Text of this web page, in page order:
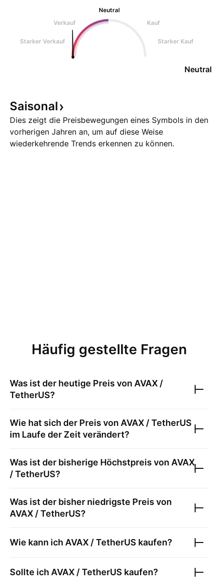
Neutral
Verkauf
Kauf
Starker Verkauf Starker Kauf
Neutral
Saisonal
Dies zeigt die Preisbewegungen eines Symbols in den
vorherigen Jahren an, um auf diese Weise
wiederkehrende Trends erkennen zu können.
Häufig gestellte Fragen
Was ist der heutige Preis von AVAX /
TetherUS?
Wie hat sich der Preis von AVAX / TetherUS
im Laufe der Zeit verändert?
Was ist der bisherige Höchstpreis von AVAX
/ TetherUS?
Was ist der bisher niedrigste Preis von
AVAX / TetherUS?
Wie kann ich AVAX / TetherUS kaufen?
Sollte ich AVAX / TetherUS kaufen?